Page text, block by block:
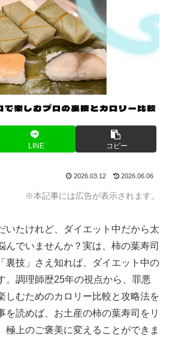
LINE コピー
2026.03.12 2026.06.06
※本記事には広告が表示されます。
いたけれど、ダイエット中だから太
でいませんか？実は、柿の葉寿司
裏技」さえ知れば、ダイエット中の
。調理師歴25年の視点から、罪悪
しむためのカロリー比較と攻略法を
を読めば、お土産の柿の葉寿司をリ
極上のご褒美に変えることができま